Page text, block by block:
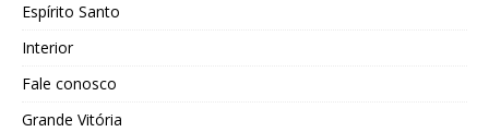
Espírito Santo
Interior
Fale conosco
Grande Vitória